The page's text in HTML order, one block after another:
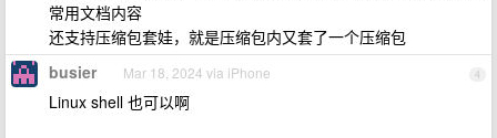
常用文档内容
还支持压缩包套娃，就是压缩包内又套了一个压缩包
4
busier Mar 18, 2024 via iPhone
Linux shell 也可以啊